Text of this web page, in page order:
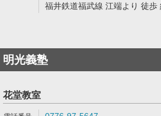
福井鉄道福武線 江端より 徒歩
明光義塾
花堂教室